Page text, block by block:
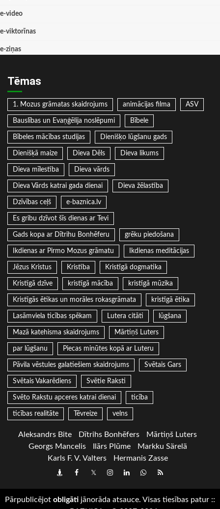
e-video
e-viktorīnas
e-ziņas
Tēmas
1. Mozus grāmatas skaidrojums animācijas filma ASV
Bauslības un Evaņģēlija noslēpumi Bībele
Bībeles mācības studijas Dienišķo lūgšanu gads
Dienišķā maize Dieva Dēls Dieva likums
Dieva mīlestība Dieva vārds
Dieva Vārds katrai gada dienai Dieva žēlastība
Dzīvības ceļš e-baznica.lv
Es gribu dzīvot šīs dienas ar Tevi
Gads kopa ar Dītrihu Bonhēferu grēku piedošana
Ikdienas ar Pirmo Mozus grāmatu Ikdienas meditācijas
Jēzus Kristus Kristība Kristīgā dogmatika
Kristīgā dzīve kristīgā mācība kristīgā mūzika
Kristīgās ētikas un morāles rokasgrāmata kristīgā ētika
Lasāmviela ticības spēkam Lutera citāti lūgšana
Mazā katehisma skaidrojums Mārtiņš Luters
par lūgšanu Piecas minūtes kopā ar Luteru
Pāvila vēstules galatiešiem skaidrojums Svētais Gars
Svētais Vakarēdiens Svētie Raksti
Svēto Rakstu apceres katrai dienai ticība
ticības realitāte Tēvreize velns
Aleksandrs Bite Dītrihs Bonhēfers
Mārtiņš Luters
Georgs Mancelis
Ilārs Plūme
Markku Särelä
Karls F. V. Valters
Hermanis Zasse
DraugiemFacebook
TwitterInstagram
LinkedInwhatsapp
RSS
Pārpublicējot obligāti jānorāda atsauce. Visas tiesības patur ::